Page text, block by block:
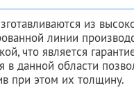
из
линии
что является
в данной области
при этом их толщину.